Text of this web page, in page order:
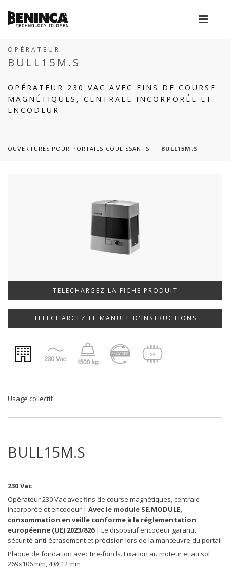
OPÉRATEUR
BULL15M.S
OPÉRATEUR 230 VAC AVEC FINS DE COURSE
MAGNÉTIQUES, CENTRALE INCORPORÉE ET
ENCODEUR
OUVERTURES POUR PORTAILS COULISSANTS BULL15M.S
TELECHARGEZ LA FICHE PRODUIT
TELECHARGEZ LE MANUEL D'INSTRUCTIONS
Usage collectif
BULL15M.S
230 Vac
Opérateur 230 Vac avec fins de course magnétiques, centrale
incorporée et encodeur | Avec le module SE.MODULE,
consommation en veille conforme à la réglementation
européenne (UE) 2023/826| Le dispositif encodeur garantit
sécurité anti-écrasement et précision lors de la manœuvre du portail
Plaque de fondation avec tire-fonds. Fixation au moteur et au sol
269x106 mm, 4 Ø 12 mm